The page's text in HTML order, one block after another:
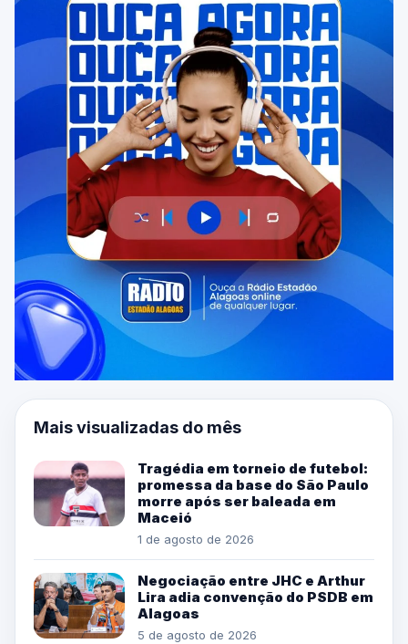
Mais visualizadas do mês
Tragédia em torneio de futebol:
promessa da base do São Paulo
morre após ser baleada em
Maceió
1 de agosto de 2026
Negociação entre JHC e Arthur
Lira adia convenção do PSDB em
Alagoas
5 de agosto de 2026